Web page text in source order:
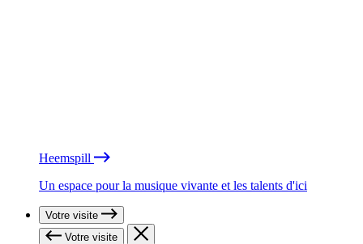
Heemspill
Un espace pour la musique vivante et les talents d'ici
Votre visite
Votre visite